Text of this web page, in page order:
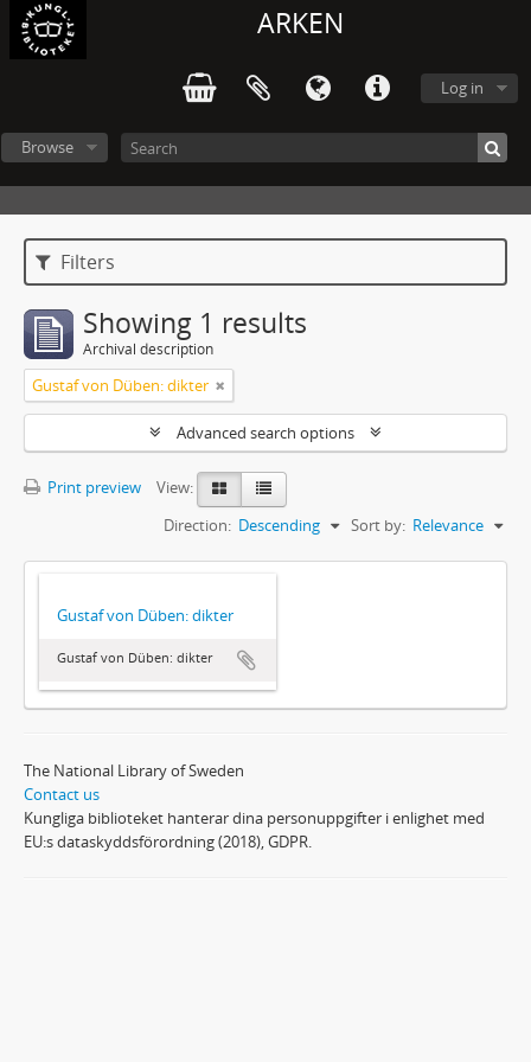
ARKEN
Log in
Browse
Filters
Showing 1 results
Archival description
Gustaf von Düben: dikter
Advanced search options
Print preview
View:
Sort by: Relevance
Direction: Descending
Gustaf von Düben: dikter
Gustaf von Düben: dikter
The National Library of Sweden
Contact us
Kungliga biblioteket hanterar dina personuppgifter i enlighet med
EU:s dataskyddsförordning (2018), GDPR.